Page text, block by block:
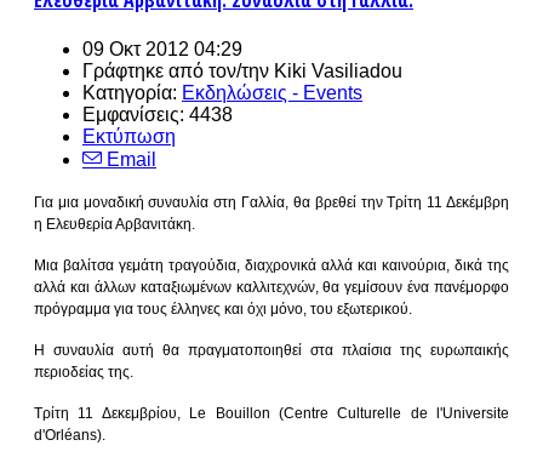
09 Οκτ 2012 04:29
Γράφτηκε από τον/την Kiki Vasiliadou
Κατηγορία: Εκδηλώσεις - Events
Εμφανίσεις: 4438
Εκτύπωση
Email
Για μια μοναδική συναυλία στη Γαλλία, θα βρεθεί την Τρίτη 11 Δεκέμβρη
η Ελευθερία Αρβανιτάκη.
Μια βαλίτσα γεμάτη τραγούδια, διαχρονικά αλλά και καινούρια, δικά της
αλλά και άλλων καταξιωμένων καλλιτεχνών, θα γεμίσουν ένα πανέμορφο
πρόγραμμα για τους έλληνες και όχι μόνο, του εξωτερικού.
Η συναυλία αυτή θα πραγματοποιηθεί στα πλαίσια της ευρωπαικής
περιοδείας της.
Τρίτη 11 Δεκεμβρίου, Le Bouillon (Centre Culturelle de l'Universite
d'Orléans).